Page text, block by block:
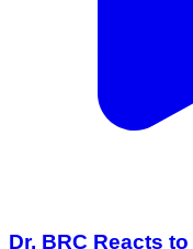
Dr. BRC Reacts